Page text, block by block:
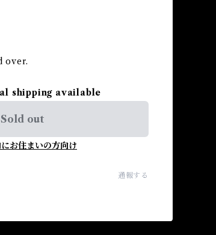
over.
shipping available
Sold out
お住まいの方向け
通報する